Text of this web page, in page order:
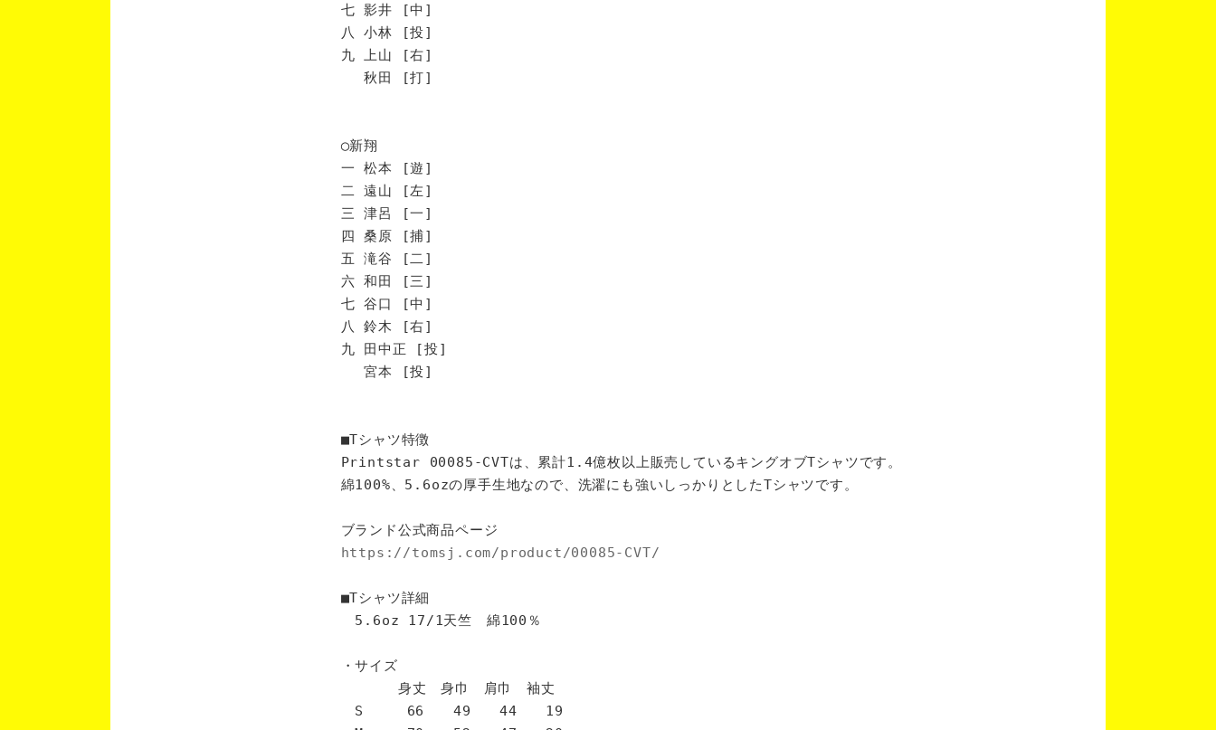
七 影井 [中]
八 小林 [投]
九 上山 [右]
秋田 [打]
◯新翔
一 松本 [遊]
二 遠山 [左]
三 津呂 [一]
四 桑原 [捕]
五 滝谷 [二]
六 和田 [三]
七 谷口 [中]
八 鈴木 [右]
九 田中正 [投]
宮本 [投]
■Tシャツ特徴
Printstar 00085-CVTは、累計1.4億枚以上販売しているキングオブTシャツです。
綿100%、5.6ozの厚手生地なので、洗濯にも強いしっかりとしたTシャツです。
ブランド公式商品ページ
https://tomsj.com/product/00085-CVT/
■Tシャツ詳細
5.6oz 17/1天竺 綿100％
・サイズ
身丈 身巾 肩巾 袖丈
S 66 49 44 19